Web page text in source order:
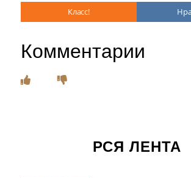
Класс!
Комментарии
РСЯ ЛЕНТА